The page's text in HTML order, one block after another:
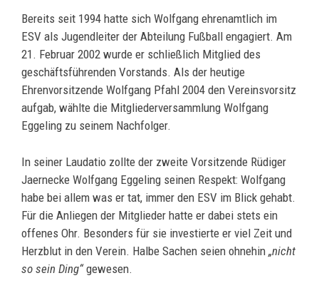
Bereits seit 1994 hatte sich Wolfgang ehrenamtlich im
ESV als Jugendleiter der Abteilung Fußball engagiert. Am
21. Februar 2002 wurde er schließlich Mitglied des
geschäftsführenden Vorstands. Als der heutige
Ehrenvorsitzende Wolfgang Pfahl 2004 den Vereinsvorsitz
aufgab, wählte die Mitgliederversammlung Wolfgang
Eggeling zu seinem Nachfolger.
In seiner Laudatio zollte der zweite Vorsitzende Rüdiger
Jaernecke Wolfgang Eggeling seinen Respekt: Wolfgang
habe bei allem was er tat, immer den ESV im Blick gehabt.
Für die Anliegen der Mitglieder hatte er dabei stets ein
offenes Ohr. Besonders für sie investierte er viel Zeit und
Herzblut in den Verein. Halbe Sachen seien ohnehin „nicht
so sein Ding“gewesen.